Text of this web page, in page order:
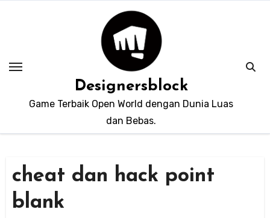
Designersblock
Game Terbaik Open World dengan Dunia Luas
dan Bebas.
cheat dan hack point
blank